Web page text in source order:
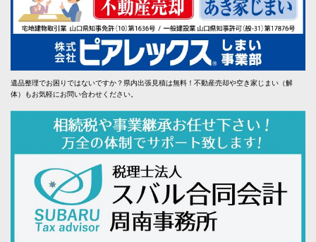
遺品整理でお困りではないですか？県内出張見積は無料！不動産売却や空き家じまい（解
体）もお気軽にお問い合わせください。